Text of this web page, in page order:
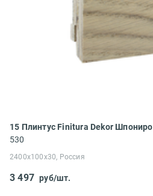
530
2400x100x30, Россия
3 497 руб/шт.